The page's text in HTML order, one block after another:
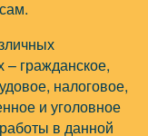
гражданское,
налоговое,
и уголовное
в данной